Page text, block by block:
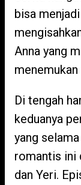
bisa
Anna yang
Di tengah
keduanya
yang
romantis ini
dan Yeri.